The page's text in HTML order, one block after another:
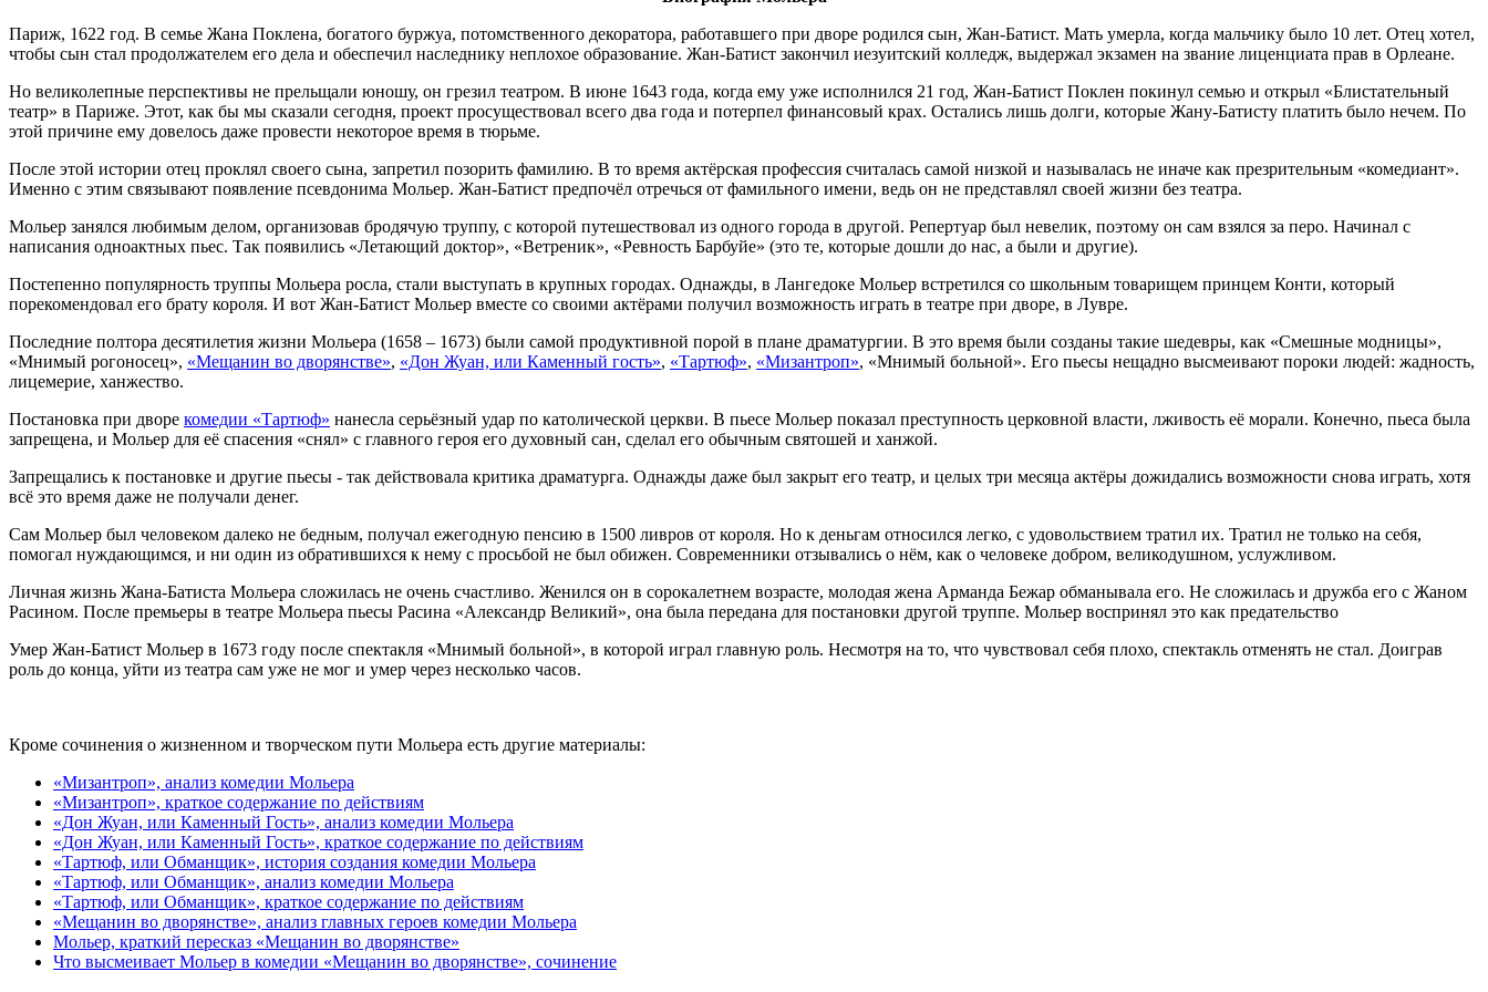
Париж, 1622 год. В семье Жана Поклена, богатого буржуа, потомственного декоратора, работавшего при дворе родился сын, Жан-Батист. Мать умерла, когда мальчику было 10 лет. Отец хотел,
чтобы сын стал продолжателем его дела и обеспечил наследнику неплохое образование. Жан-Батист закончил иезуитский колледж, выдержал экзамен на звание лиценциата прав в Орлеане.
Но великолепные перспективы не прельщали юношу, он грезил театром. В июне 1643 года, когда ему уже исполнился 21 год, Жан-Батист Поклен покинул семью и открыл «Блистательный
театр» в Париже. Этот, как бы мы сказали сегодня, проект просуществовал всего два года и потерпел финансовый крах. Остались лишь долги, которые Жану-Батисту платить было нечем. По
этой причине ему довелось даже провести некоторое время в тюрьме.
После этой истории отец проклял своего сына, запретил позорить фамилию. В то время актёрская профессия считалась самой низкой и называлась не иначе как презрительным «комедиант».
Именно с этим связывают появление псевдонима Мольер. Жан-Батист предпочёл отречься от фамильного имени, ведь он не представлял своей жизни без театра.
Мольер занялся любимым делом, организовав бродячую труппу, с которой путешествовал из одного города в другой. Репертуар был невелик, поэтому он сам взялся за перо. Начинал с
написания одноактных пьес. Так появились «Летающий доктор», «Ветреник», «Ревность Барбуйе» (это те, которые дошли до нас, а были и другие).
Постепенно популярность труппы Мольера росла, стали выступать в крупных городах. Однажды, в Лангедоке Мольер встретился со школьным товарищем принцем Конти, который
порекомендовал его брату короля. И вот Жан-Батист Мольер вместе со своими актёрами получил возможность играть в театре при дворе, в Лувре.
Последние полтора десятилетия жизни Мольера (1658 – 1673) были самой продуктивной порой в плане драматургии. В это время были созданы такие шедевры, как «Смешные модницы»,
«Мнимый рогоносец», «Мещанин во дворянстве», «Дон Жуан, или Каменный гость», «Тартюф», «Мизантроп», «Мнимый больной». Его пьесы нещадно высмеивают пороки людей: жадность,
лицемерие, ханжество.
Постановка при дворе комедии «Тартюф» нанесла серьёзный удар по католической церкви. В пьесе Мольер показал преступность церковной власти, лживость её морали. Конечно, пьеса была
запрещена, и Мольер для её спасения «снял» с главного героя его духовный сан, сделал его обычным святошей и ханжой.
Запрещались к постановке и другие пьесы - так действовала критика драматурга. Однажды даже был закрыт его театр, и целых три месяца актёры дожидались возможности снова играть, хотя
всё это время даже не получали денег.
Сам Мольер был человеком далеко не бедным, получал ежегодную пенсию в 1500 ливров от короля. Но к деньгам относился легко, с удовольствием тратил их. Тратил не только на себя,
помогал нуждающимся, и ни один из обратившихся к нему с просьбой не был обижен. Современники отзывались о нём, как о человеке добром, великодушном, услужливом.
Личная жизнь Жана-Батиста Мольера сложилась не очень счастливо. Женился он в сорокалетнем возрасте, молодая жена Арманда Бежар обманывала его. Не сложилась и дружба его с Жаном
Расином. После премьеры в театре Мольера пьесы Расина «Александр Великий», она была передана для постановки другой труппе. Мольер воспринял это как предательство
Умер Жан-Батист Мольер в 1673 году после спектакля «Мнимый больной», в которой играл главную роль. Несмотря на то, что чувствовал себя плохо, спектакль отменять не стал. Доиграв
роль до конца, уйти из театра сам уже не мог и умер через несколько часов.
Кроме сочинения о жизненном и творческом пути Мольера есть другие материалы:
«Мизантроп», анализ комедии Мольера
«Мизантроп», краткое содержание по действиям
«Дон Жуан, или Каменный Гость», анализ комедии Мольера
«Дон Жуан, или Каменный Гость», краткое содержание по действиям
«Тартюф, или Обманщик», история создания комедии Мольера
«Тартюф, или Обманщик», анализ комедии Мольера
«Тартюф, или Обманщик», краткое содержание по действиям
«Мещанин во дворянстве», анализ главных героев комедии Мольера
Мольер, краткий пересказ «Мещанин во дворянстве»
Что высмеивает Мольер в комедии «Мещанин во дворянстве», сочинение